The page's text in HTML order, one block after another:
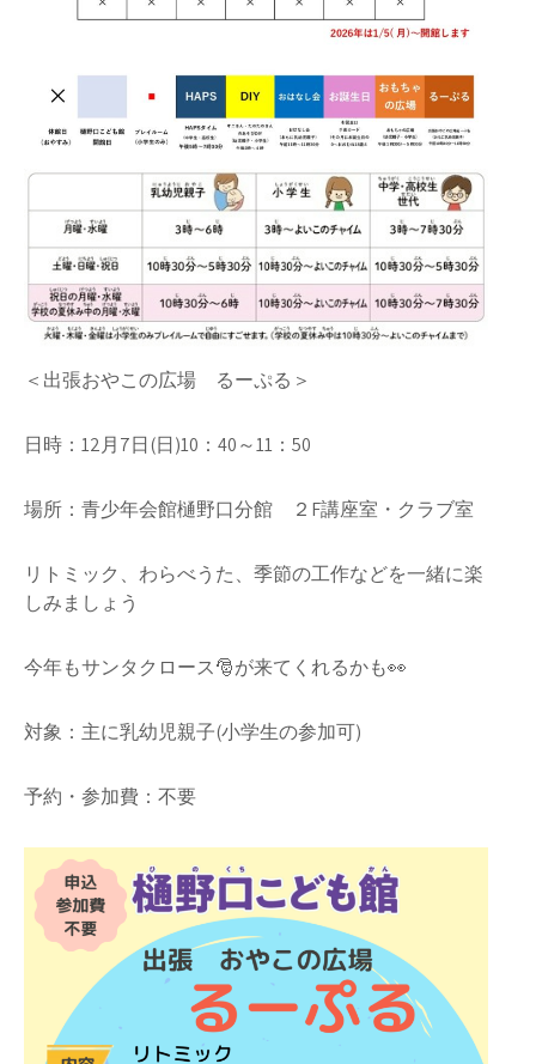
＜出張おやこの広場 るーぷる＞
日時：12月7日(日)10：40～11：50
場所：青少年会館樋野口分館 ２F講座室・クラブ室
リトミック、わらべうた、季節の工作などを一緒に楽
しみましょう
今年もサンタクロース🎅が来てくれるかも👀
対象：主に乳幼児親子(小学生の参加可)
予約・参加費：不要